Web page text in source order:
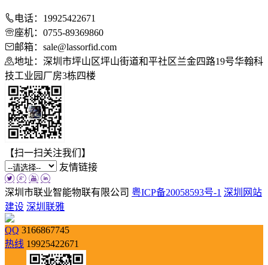
电话：19925422671
座机：0755-89369860
邮箱：sale@lassorfid.com
地址：深圳市坪山区坪山街道和平社区兰金四路19号华翰科
技工业园厂房3栋四楼
【扫一扫关注我们】
友情链接
深圳市联业智能物联有限公司 粤ICP备20058593号-1 深圳网站
建设 深圳联雅
QQ 3166867745
热线 19925422671